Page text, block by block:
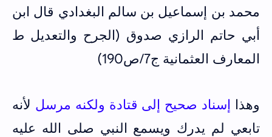
محمد بن إسماعيل بن سالم البغدادي قال ابن
أبي حاتم الرازي صدوق (الجرح والتعديل ط
المعارف العثمانية ج7/ص190)
وهذا إسناد صحيح إلى قتادة ولكنه مرسل لأنه
تابعي لم يدرك ويسمع النبي صلى الله عليه